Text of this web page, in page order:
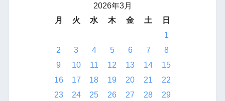
2026年3月
月
火 水 木 金 土
日
1
2
3 4 5 6 7
8
9
10 11 12 13 14
15
16
17 18 19 20 21
22
23
24 25 26 27 28 29